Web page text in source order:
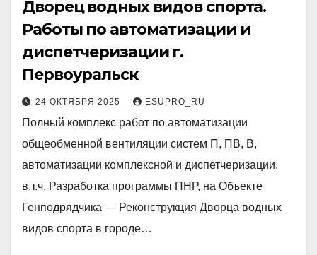
Дворец водных видов спорта.
Работы по автоматизации и
диспетчеризации г.
Первоуральск
24 ОКТЯБРЯ 2025 ESUPRO_RU
Полный комплекс работ по автоматизации
общеобменной вентиляции систем П, ПВ, В,
автоматизации комплексной и диспетчеризации,
в.т.ч. Разработка программы ПНР, на Объекте
Генподрядчика — Реконструкция Дворца водных
видов спорта в городе…